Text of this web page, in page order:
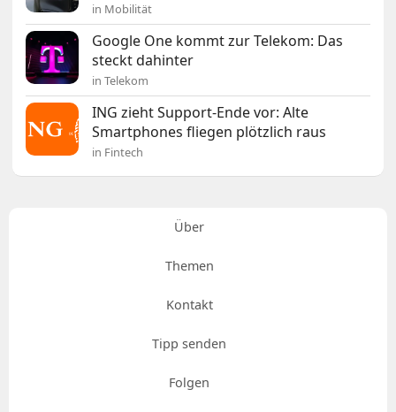
in Mobilität
Google One kommt zur Telekom: Das
steckt dahinter
in Telekom
ING zieht Support-Ende vor: Alte
Smartphones fliegen plötzlich raus
in Fintech
Über
Themen
Kontakt
Tipp senden
Folgen